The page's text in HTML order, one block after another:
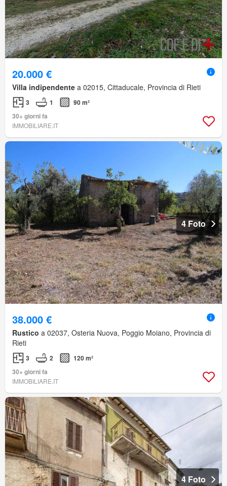
20.000 €
Villa indipendente a 02015, Cittaducale, Provincia di Rieti
3 1
90 m²
30+ giorni fa
IMMOBILIARE.IT
4 Foto
38.000 €
Rustico a 02037, Osteria Nuova, Poggio Moiano, Provincia di
Rieti
3 2
120 m²
30+ giorni fa
IMMOBILIARE.IT
4 Foto